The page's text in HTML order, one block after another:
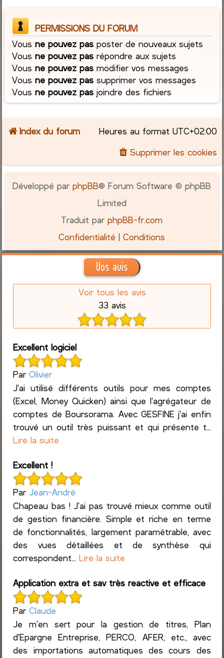
PERMISSIONS DU FORUM
Vousne pouvez pas poster de nouveaux sujets
Vousne pouvez pas répondre aux sujets
Vousne pouvez pas modifier vos messages
Vousne pouvez pas supprimer vos messages
Vousne pouvez pas joindre des fichiers
Index du forum Heures au format UTC+02:00
Supprimer les cookies
Développé parphpBB® Forum Software © phpBB
Limited
Traduit parphpBB-fr.com
Confidentialité |Conditions
Vos avis
Voir tous les avis
33 avis
Excellent logiciel
ParOlivier
J'ai utilisé différents outils pour mes comptes
(Excel, Money Quicken) ainsi que l'agrégateur de
comptes de Boursorama. Avec GESFINE j'ai enfin
trouvé un outil très puissant et qui présente t...
Lire la suite
Excellent !
Par Jean-André
Chapeau bas ! J'ai pas trouvé mieux comme outil
de gestion financière. Simple et riche en terme
de fonctionnalités, largement paramétrable, avec
des vues détaillées et de synthèse qui
correspondent...Lire la suite
Application extra et sav très reactive et efficace
ParClaude
Je m'en sert pour la gestion de titres, Plan
d'Epargne Entreprise, PERCO, AFER, etc., avec
des importations automatiques des cours des